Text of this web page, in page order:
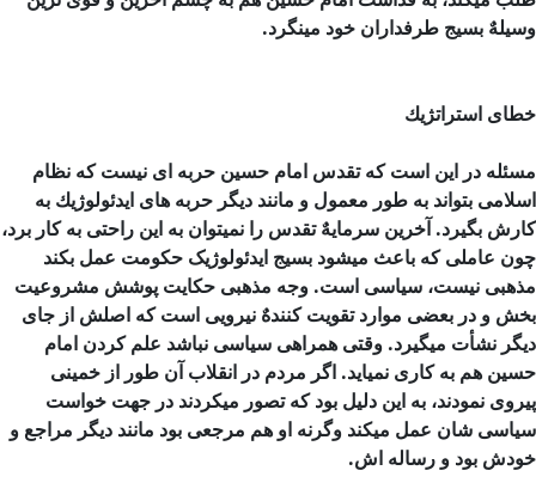
وسیلهٌ بسیج طرفداران خود مینگرد.
خطای استراتژیك
مسئله در این است كه تقدس امام حسین حربه ای نیست كه نظام
اسلامی بتواند به طور معمول و مانند دیگر حربه های ایدئولوژیك به
كارش بگیرد. آخرین سرمایهٌ تقدس را نمیتوان به این راحتی به كار برد،
چون عاملی كه باعث میشود بسیج ایدئولوژیک حکومت عمل بکند
مذهبی نیست، سیاسی است. وجه مذهبی حكایت پوشش مشروعیت
بخش و در بعضی موارد تقویت كنندهٌ نیرویی است كه اصلش از جای
دیگر نشأت میگیرد. وقتی همراهی سیاسی نباشد علم کردن امام
حسین هم به کاری نمیاید. اگر مردم در انقلاب آن طور از خمینی
پیروی نمودند، به این دلیل بود كه تصور میكردند در جهت خواست
سیاسی شان عمل میكند وگرنه او هم مرجعی بود مانند دیگر مراجع و
خودش بود و رساله اش.